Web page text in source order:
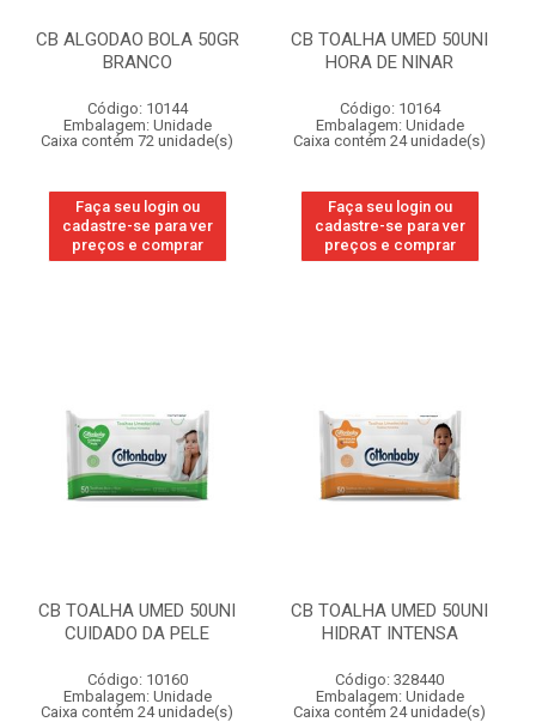
CB ALGODAO BOLA 50GR
BRANCO
Código: 10144
Embalagem: Unidade
Caixa contém 72 unidade(s)
Faça seu login ou
cadastre-se para ver
preços e comprar
CB TOALHA UMED 50UNI
HORA DE NINAR
Código: 10164
Embalagem: Unidade
Caixa contém 24 unidade(s)
Faça seu login ou
cadastre-se para ver
preços e comprar
CB TOALHA UMED 50UNI
CUIDADO DA PELE
Código: 10160
Embalagem: Unidade
Caixa contém 24 unidade(s)
CB TOALHA UMED 50UNI
HIDRAT INTENSA
Código: 328440
Embalagem: Unidade
Caixa contém 24 unidade(s)